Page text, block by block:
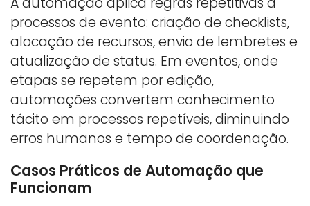
processos de evento: criação de checklists,
alocação de recursos, envio de lembretes e
atualização de status. Em eventos, onde
etapas se repetem por edição,
automações convertem conhecimento
tácito em processos repetíveis, diminuindo
erros humanos e tempo de coordenação.
Casos Práticos de Automação que
Funcionam